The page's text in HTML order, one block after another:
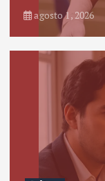
agosto 1, 2026